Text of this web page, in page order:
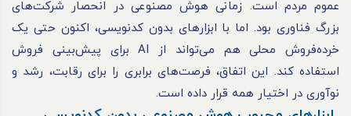
عموم مردم است. زمانی هوش مصنوعی در انحصار شرکت‌های
بزرگ فناوری بود. اما با ابزارهای بدون کدنویسی، اکنون حتی یک
خرده‌فروش محلی هم می‌تواند از AI برای پیش‌بینی فروش
استفاده کند. این اتفاق، فرصت‌های برابری را برای رقابت، رشد و
نوآوری در اختیار همه قرار داده است.